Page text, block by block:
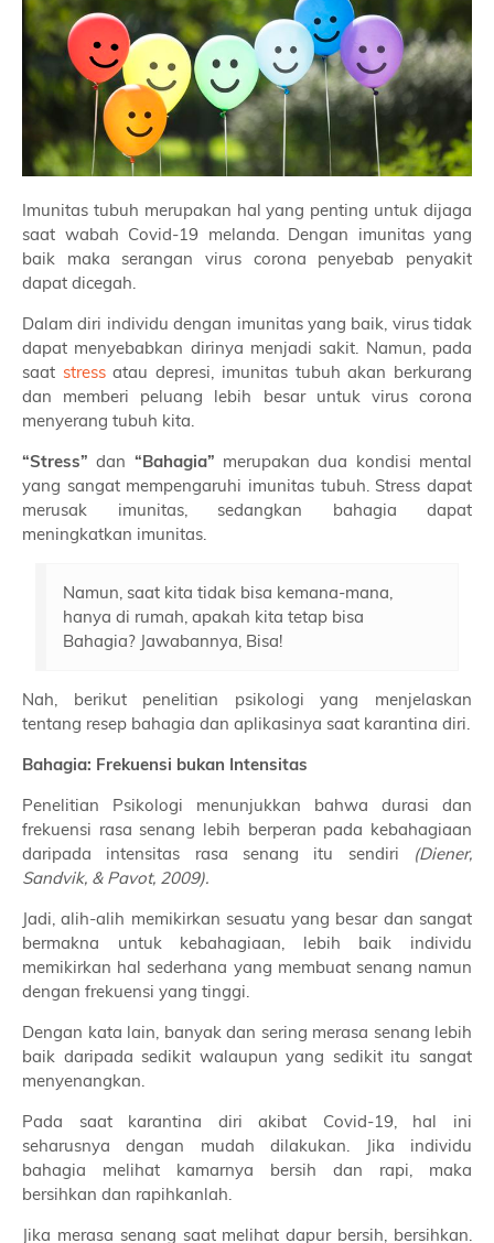
Imunitas tubuh merupakan hal yang penting untuk dijaga
saat wabah Covid-19 melanda. Dengan imunitas yang
baik maka serangan virus corona penyebab penyakit
dapat dicegah.
Dalam diri individu dengan imunitas yang baik, virus tidak
dapat menyebabkan dirinya menjadi sakit. Namun, pada
saat stressatau depresi, imunitas tubuh akan berkurang
dan memberi peluang lebih besar untuk virus corona
menyerang tubuh kita.
“Stress” dan “Bahagia” merupakan dua kondisi mental
yang sangat mempengaruhi imunitas tubuh. Stress dapat
merusak imunitas, sedangkan bahagia dapat
meningkatkan imunitas.
Namun, saat kita tidak bisa kemana-mana,
hanya di rumah, apakah kita tetap bisa
Bahagia? Jawabannya, Bisa!
Nah, berikut penelitian psikologi yang menjelaskan
tentang resep bahagia dan aplikasinya saat karantina diri.
Bahagia: Frekuensi bukan Intensitas
Penelitian Psikologi menunjukkan bahwa durasi dan
frekuensi rasa senang lebih berperan pada kebahagiaan
daripada intensitas rasa senang itu sendiri
(Diener,
Sandvik, & Pavot, 2009).
Jadi, alih-alih memikirkan sesuatu yang besar dan sangat
bermakna untuk kebahagiaan, lebih baik individu
memikirkan hal sederhana yang membuat senang namun
dengan frekuensi yang tinggi.
Dengan kata lain, banyak dan sering merasa senang lebih
baik daripada sedikit walaupun yang sedikit itu sangat
menyenangkan.
Pada saat karantina diri akibat Covid-19, hal ini
seharusnya dengan mudah dilakukan. Jika individu
bahagia melihat kamarnya bersih dan rapi, maka
bersihkan dan rapihkanlah.
Jika merasa senang saat melihat dapur bersih, bersihkan.